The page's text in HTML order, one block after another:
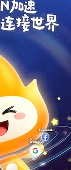
支持[0] 反对
支持
支持 反对 [0]